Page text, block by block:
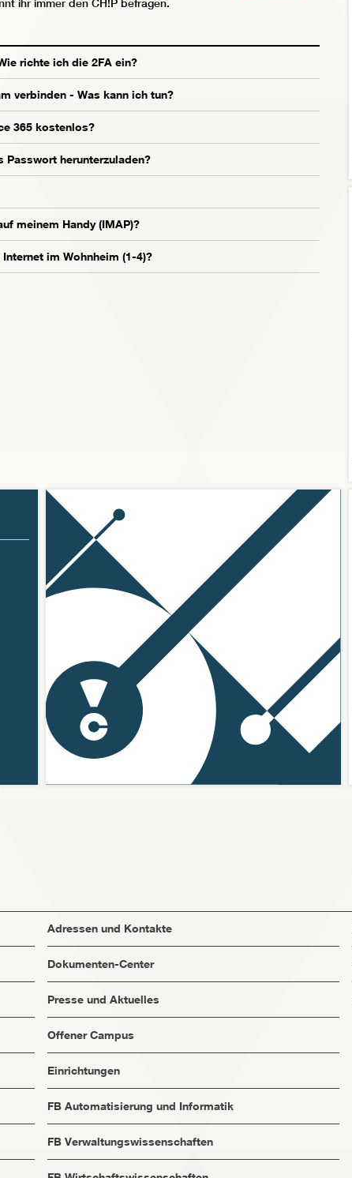
ihr immer den CH!P befragen.
richte ich die 2FA ein?
verbinden - Was kann ich tun?
365 kostenlos?
Passwort herunterzuladen?
meinem Handy (IMAP)?
im Wohnheim (1-4)?
Adressen und Kontakte
Dokumenten-Center
Presse und Aktuelles
Offener Campus
Einrichtungen
FB Automatisierung und Informatik
FB Verwaltungswissenschaften